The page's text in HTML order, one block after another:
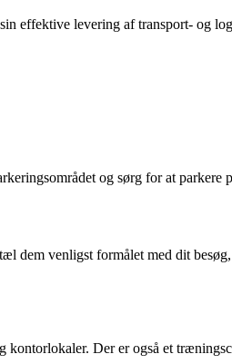
effektive levering af transport- og
og sørg for at parkere
dem venligst formålet med dit
Der er også et